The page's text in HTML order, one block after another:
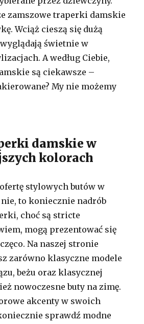
zamszowe traperki damskie
Wciąż cieszą się dużą
świetnie w
A według Ciebie,
są ciekawsze –
My nie możemy
damskie w
kolorach
stylowych butów w
to koniecznie nadrób
choć są stricte
mogą prezentować się
Na naszej stronie
zarówno klasyczne modele
beżu oraz klasycznej
nowoczesne buty na zimę.
akcenty w swoich
sprawdź modne